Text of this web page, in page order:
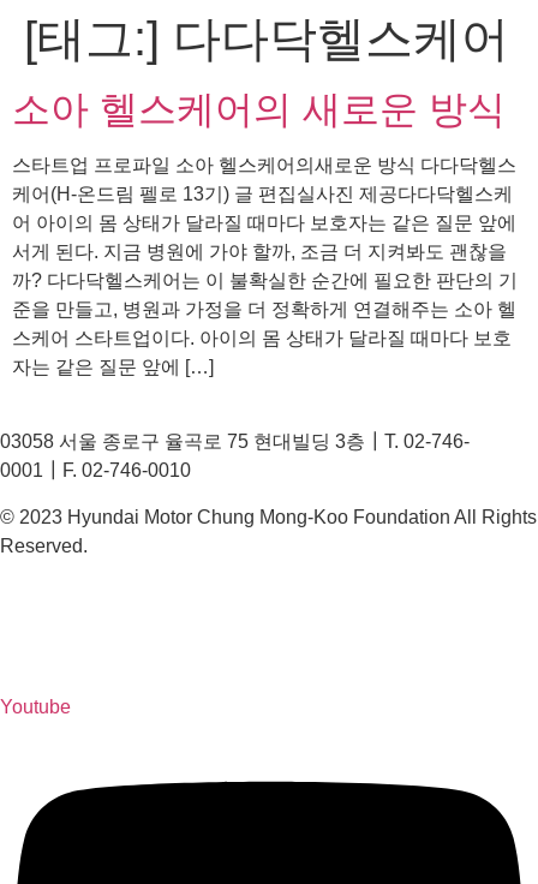
로
너
뛰
기
[태그:] 다다닥헬스케어
소아 헬스케어의 새로운 방식
스타트업 프로파일 소아 헬스케어의새로운 방식 다다닥헬스
케어(H-온드림 펠로 13기) 글 편집실사진 제공다다닥헬스케
어 아이의 몸 상태가 달라질 때마다 보호자는 같은 질문 앞에
서게 된다. 지금 병원에 가야 할까, 조금 더 지켜봐도 괜찮을
까? 다다닥헬스케어는 이 불확실한 순간에 필요한 판단의 기
준을 만들고, 병원과 가정을 더 정확하게 연결해주는 소아 헬
스케어 스타트업이다. 아이의 몸 상태가 달라질 때마다 보호
자는 같은 질문 앞에 […]
03058 서울 종로구 율곡로 75 현대빌딩 3층┃T. 02-746-
0001┃F. 02-746-0010
© 2023 Hyundai Motor Chung Mong-Koo Foundation All Rights
Reserved.
Youtube